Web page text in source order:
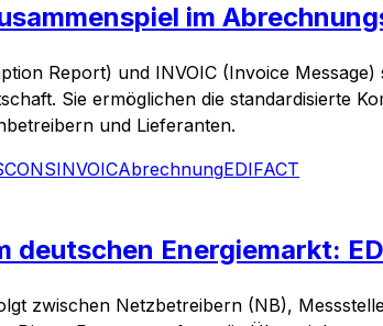
im
Report) und INVOIC (Invoice
Sie ermöglichen die standardisierte
und Lieferanten.
INVOICAbrechnungEDIFACT
deutschen Energiemarkt:
zwischen Netzbetreibern (NB),